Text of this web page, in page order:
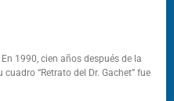
1990, cien años después de la
“Retrato del Dr. Gachet” fue